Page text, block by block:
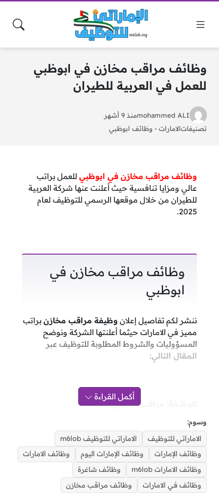
وظائف مراقب مخازن في ابوظبي
للعمل في العربية للطيران
mohammed ALIمنذ 9 أشهر
تصنيفاتالامارات - وظائف ابوظبي
وظائف مراقب مخازن في ابوظبيللعمل براتب
عالي ومزايا تنافسية حيث أعلنت عنها شركة العربية
للطيران من خلال موقعها الرسمي للتوظيف لعام
2025.
وظائف مراقب مخازن في
ابوظبي
ننشر لكم تفاصيل إعلان وظيفة مراقب مخازنبراتب
مميز في الامارات حيثما أعلنتها الشركة ونوضح
المسؤوليات والشروط المطلوبة للتوظيف عبر
المقال التالي:
الوظيفة: مراقب المخازن
المسؤوليات:
الحفاظ على مستويات المخزون اليومية من
الأدوات وقطع الغيار والمواد التشغيلية.
ضمان توفر جميع المكونات في الوقت والمكان
المناسبين لدعم مهام الصيانة المخططة وغير
أكمل القراءة
وسوم:
الاماراتي للتوظيف
الاماراتي للتوظيف m6lob
وظائف الإمارات
وظائف الإمارات اليوم
وظائف الامارات
وظائف الامارات m6lob
وظائف شاغرة
وظائف في الامارات
وظائف مراقب مخازن